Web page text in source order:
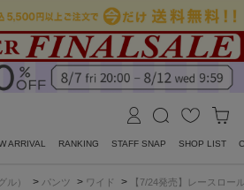
ARRIVAL RANKING STAFF SNAP SHOP LIST
ル） > パンツ > ワイド > 【7/24発売】レースロー